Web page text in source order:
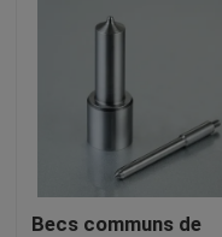
Becs communs de